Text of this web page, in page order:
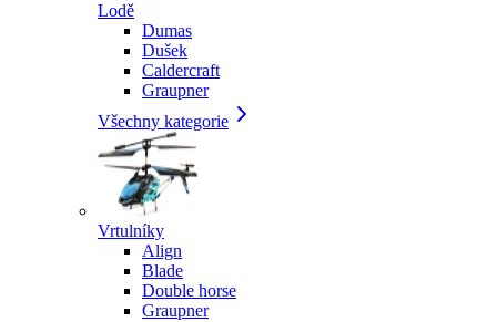
Lodě
Dumas
Dušek
Caldercraft
Graupner
Všechny kategorie
Vrtulníky
Align
Blade
Double horse
Graupner